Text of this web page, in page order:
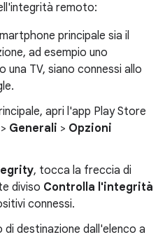
remoto:
principale sia il
ad esempio uno
TV, siano connessi allo
apri l'app Play Store
> Generali > Opzioni
, tocca la freccia di
diviso Controlla l'integrità
connessi.
di destinazione dall'elenco a